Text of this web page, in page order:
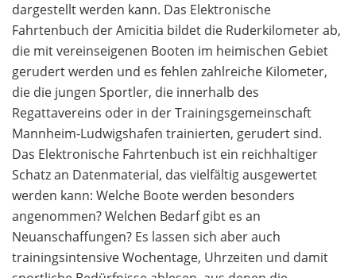
dargestellt werden kann. Das Elektronische
Fahrtenbuch der Amicitia bildet die Ruderkilometer ab,
die mit vereinseigenen Booten im heimischen Gebiet
gerudert werden und es fehlen zahlreiche Kilometer,
die die jungen Sportler, die innerhalb des
Regattavereins oder in der Trainingsgemeinschaft
Mannheim-Ludwigshafen trainierten, gerudert sind.
Das Elektronische Fahrtenbuch ist ein reichhaltiger
Schatz an Datenmaterial, das vielfältig ausgewertet
werden kann: Welche Boote werden besonders
angenommen? Welchen Bedarf gibt es an
Neuanschaffungen? Es lassen sich aber auch
trainingsintensive Wochentage, Uhrzeiten und damit